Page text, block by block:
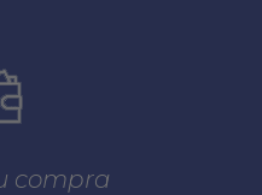
compra